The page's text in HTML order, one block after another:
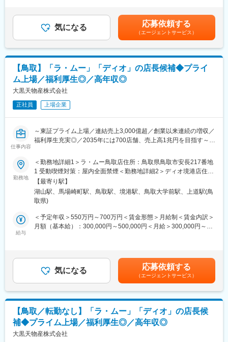
・キャンペーン企画など、集客に向けた取り組み
■キャリアパス：
スタッフ（R CREW）から店長を経てRSV（スーパーバイザー）
へステップアップが可能です。RSV経験後はマネジメントや本部
への異動の道もあり、長期的にキャリア形成ができます。まずは
入社後1年で店長昇格を目指していただきます。
■組織構成：
1店舗あたり店長1名、スタッフ5～15名で運営。チームワークを
変更の範囲：会社の定める業務
■組織構成
ベテランから若手まで幅広い年齢層が在籍し、互いに相談・協力
■就業環境
年間休日128日、完全週休二日制（土日祝休み）、有休取得がし
やすく、メリハリのある働き方が可能です。マイカー通勤可・駐
■企業の特徴/魅力
最先端の技術導入と挑戦する風土で、社員の成長と働きやすさを
両立しています。
■業務の魅力
・地域の課題解決や住民の安心・産業の発展に貢献できるやりが
いの大きい仕事です。鳥取県内で売上トップクラス、安定した受
注基盤があります。
・測量・地理空間情報部門や建設コンサルタント業務において、
（点群データの取得・活用）、山陰初となるマルチビームソナー
などの最先端ICT技術を積極的に導入しています
手当、家族手当、住宅手当、業務手当等の各種手当は当社規定に
より支給致します。）賃金はあくまでも目安の金額であり、選考
を通じて上下する可能性があります。月給(月額)は固定手当を含め
た表記です。
気になる 応募依頼する
（エージェントサービス）
【鳥取】「ラ・ムー」「ディオ」の店長候補◆プライ
ム上場／福利厚生◎／高年収◎
大黒天物産株式会社
正社員 上場企業
仕事内容
～東証プライム上場／連結売上3,000億超／創業以来連続の増収／
福利厚生充実◎／2035年には700店舗、売上高1兆円を目指す～
■業務内容：
同社が運営するメガ・ディスカウントストア「ラ・ムー」やスー
パーディスカウントストア「ディオ」の店舗スタッフとしての業
務をお任せします。上記店舗は現在全国233店舗以上に拡大中。
業界トップクラスの成長率を誇る好調企業で、店舗の繁栄にご活
躍いただける方を募集します！
■業務詳細：
・各店舗での売上管理、在庫・コスト・発注管理
・店舗メンバー（パート・アルバイト）の労務管理ほか
■キャリアパス：
メンバーの場合は店舗スタッフ、店長補佐から始まり、入社後3ヶ
月で店長、店長経験後にバイヤー・SV・店舗開発などのキャリア
パスをご用意しています。将来キャリアとしては本社、本部など
の管理部門などへの異動もチャレンジ可能です。
勤務地
＜勤務地詳細1＞ラ・ムー鳥取店住所：鳥取県鳥取市安長217番地
1 受動喫煙対策：屋内全面禁煙＜勤務地詳細2＞ディオ境港店住
所：鳥取県境港市蓮池町76番地 受動喫煙対策：屋内全面禁煙＜勤
務地詳細3＞ディオ八頭店住所：鳥取県八頭郡八頭町奥谷（ヤズグ
ンヤズチョウオクタニ）112番地1 受動喫煙対策：屋内全面禁煙変
【最寄り駅】
湖山駅、馬場崎町駅、鳥取駅、境港駅、鳥取大学前駅、上道駅(鳥
取県)
給与
＜予定年収＞550万円～700万円＜賃金形態＞月給制＜賃金内訳＞
月額（基本給）：300,000円～500,000円＜月給＞300,000円～
す。月給(月額)は固定手当を含めた表記です。
気になる 応募依頼する
（エージェントサービス）
【鳥取／転勤なし】「ラ・ムー」「ディオ」の店長候
補◆プライム上場／福利厚生◎／高年収◎
大黒天物産株式会社